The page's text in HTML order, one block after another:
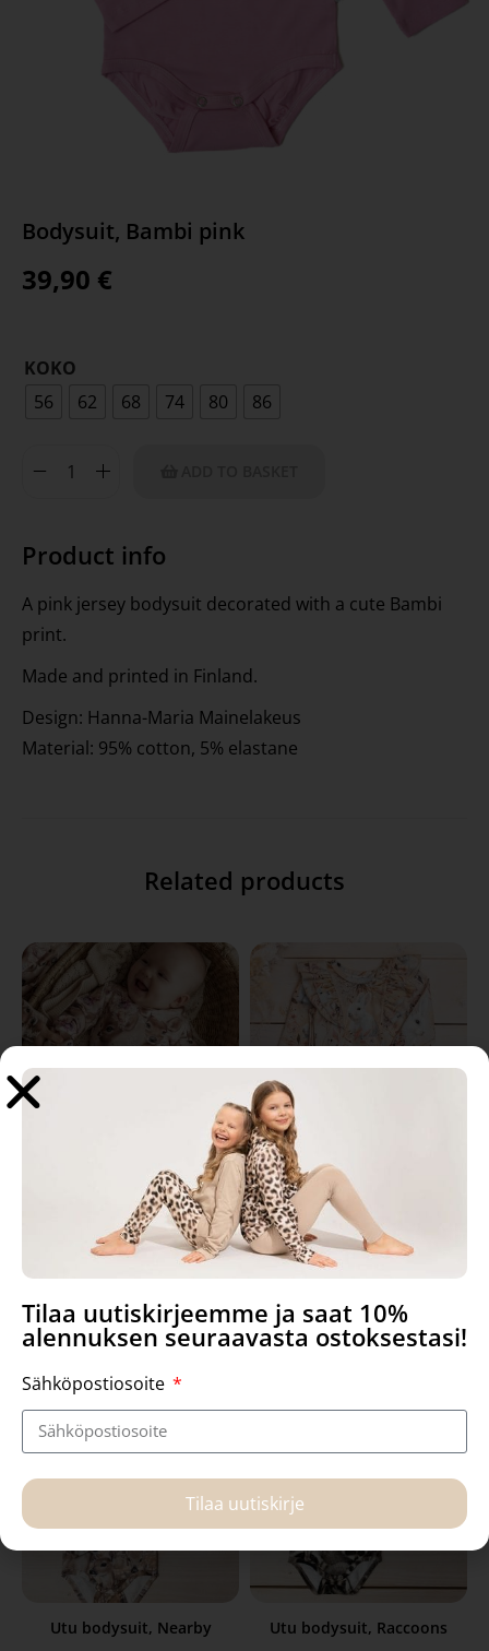
Bodysuit, Bambi pink
39,90 €
KOKO
56
62 68 74 80 86
Product info
A pink jersey bodysuit decorated with a cute Bambi
print.
Made and printed in Finland.
Design: Hanna-Maria Mainelakeus
Material: 95% cotton, 5% elastane
Related products
Uta body, Adore
39,90
Select options
Nata bodysuit, Boho Bunny
42,90€
Select options
Utu bodysuit, Nearby Utu bodysuit, Raccoons
Tilaa uutiskirjeemme ja saat 10%
alennuksen seuraavasta ostoksestasi!
Sähköpostiosoite
Tilaa uutiskirje